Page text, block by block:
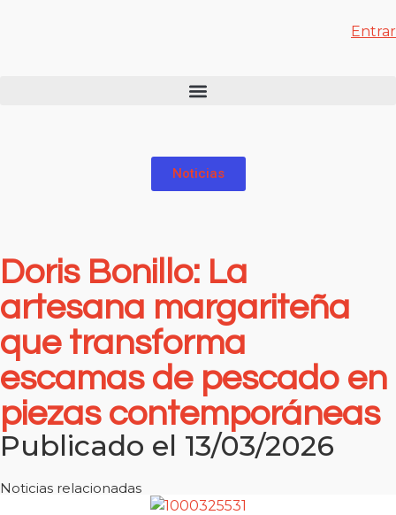
Entrar
Noticias
Doris Bonillo: La
artesana margariteña
que transforma
escamas de pescado en
piezas contemporáneas
Publicado el 13/03/2026
Noticias relacionadas